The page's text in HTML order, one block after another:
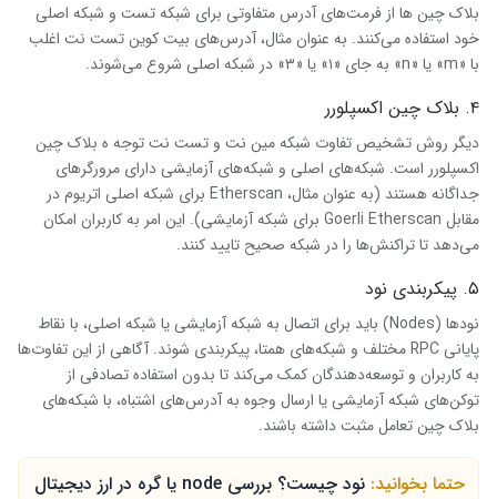
بلاک چین ها از فرمت‌های آدرس متفاوتی برای شبکه تست و شبکه اصلی
خود استفاده می‌کنند. به عنوان مثال، آدرس‌های بیت کوین تست نت اغلب
با «m» یا «n» به جای «۱» یا «۳» در شبکه اصلی شروع می‌شوند.
۴. بلاک چین اکسپلورر
دیگر روش تشخیص تفاوت شبکه مین نت و تست نت توجه ه بلاک چین
اکسپلورر است. شبکه‌های اصلی و شبکه‌های آزمایشی دارای مرورگرهای
جداگانه هستند (به عنوان مثال، Etherscan برای شبکه اصلی اتریوم در
مقابل Goerli Etherscan برای شبکه آزمایشی). این امر به کاربران امکان
می‌دهد تا تراکنش‌ها را در شبکه صحیح تایید کنند.
۵. پیکربندی نود
نودها (Nodes) باید برای اتصال به شبکه آزمایشی یا شبکه اصلی، با نقاط
پایانی RPC مختلف و شبکه‌های همتا، پیکربندی شوند. آگاهی از این تفاوت‌ها
به کاربران و توسعه‌دهندگان کمک می‌کند تا بدون استفاده تصادفی از
توکن‌های شبکه آزمایشی یا ارسال وجوه به آدرس‌های اشتباه، با شبکه‌های
بلاک چین تعامل مثبت داشته باشند.
حتما بخوانید: نود چیست؟ بررسی node یا گره در ارز دیجیتال